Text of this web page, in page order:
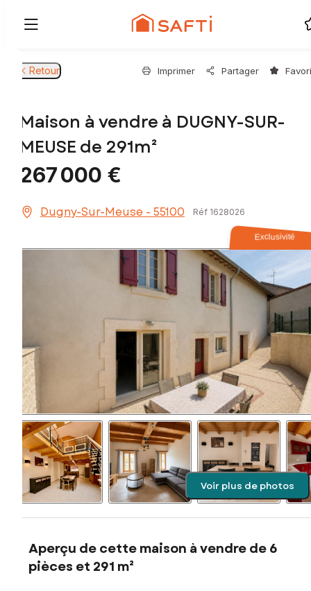
Retour Imprimer Partager
Maison à vendre à DUGNY-SUR-
MEUSE de 291m²
267 000 €
Dugny-Sur-Meuse - 55100 Réf 1628026
Exclusivité
Voir plus de photos
Aperçu de cette maison à vendre de 6
pièces et 291 m²